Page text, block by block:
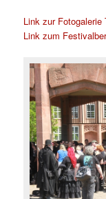
Link zur Fotogalerie
Link zum